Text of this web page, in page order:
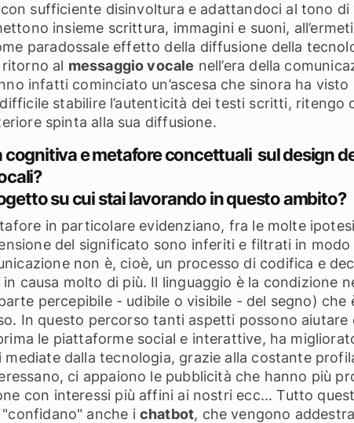
con sufficiente disinvoltura e adattandoci al tono di
insieme scrittura, immagini e suoni,
paradossale effetto della diffusione della
al messaggio vocale nell’era della
infatti cominciato un’ascesa che sinora ha
difficile stabilire l’autenticità dei testi scritti,
spinta alla sua diffusione.
cognitiva e metafore concettuali sul design
su cui stai lavorando in questo ambito?
in particolare evidenziano, fra le molte
del significato sono inferiti e filtrati in
non è, cioè, un processo di codifica e
causa molto di più. Il linguaggio è la condizione
percepibile - udibile o visibile - del segno) che
In questo percorso tanti aspetti possono aiutare
le piattaforme social e interattive, ha
dalla tecnologia, grazie alla costante
ci appaiono le pubblicità che hanno più
con interessi più affini ai nostri ecc... Tutto
anche i chatbot, che vengono